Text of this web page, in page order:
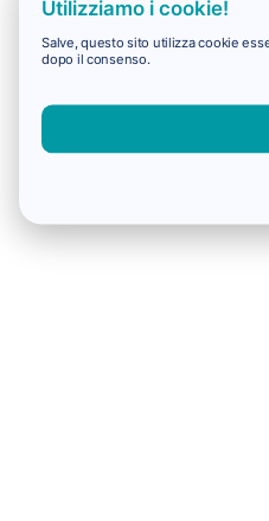
Utilizziamo i cookie!
Salve, questo sito utilizza cookie
dopo il consenso.